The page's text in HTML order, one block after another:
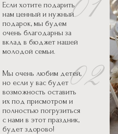
Если хотите подарить
нам ценный и нужный
подарок, мы будем
очень благодарны за
вклад в бюджет нашей
молодой семьи.
Мы очень любим детей,
но если у вас будет
возможность оставить
их под присмотром и
полностью погрузиться
с нами в этот праздник,
будет здорово!